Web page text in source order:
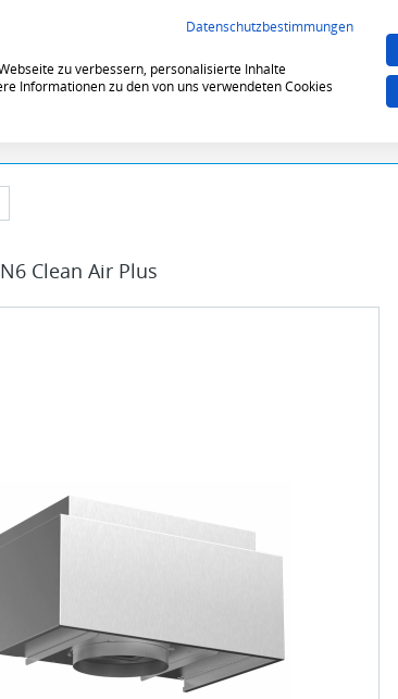
VERGLEICHEN (0)
Clean Air Plus
Datenschutzbestimmungen
zu verbessern, personalisierte Inhalte
Informationen zu den von uns verwendeten Cookies